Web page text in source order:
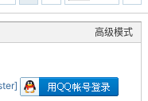
高级模式